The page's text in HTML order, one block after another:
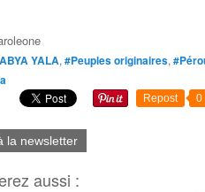
YALA, #Peuples originaires,
Repost 0
la newsletter
aussi :